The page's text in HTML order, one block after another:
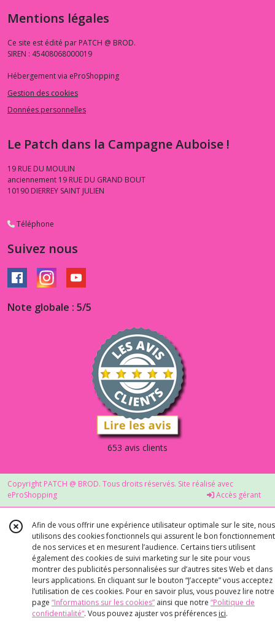
Mentions légales
Ce site est édité par PATCH @ BROD.
SIREN : 45408068000019
Hébergement via eProShopping
Gestion des cookies
Données personnelles
Le Patch dans la Campagne Auboise !
19 RUE DU MOULIN
anciennement 19 RUE DU GRAND BOUT
10190 DIERREY SAINT JULIEN
Téléphone
Suivez nous
Note globale : 5/5
653 avis clients
Copyright PATCH @ BROD. Tous droits réservés. Site réalisé avec
eProShopping
Accès gérant
Afin de vous offrir une expérience utilisateur optimale sur le site, nous
utilisons des cookies fonctionnels qui assurent le bon fonctionnement
de nos services et en mesurent l’audience. Certains tiers utilisent
également des cookies de suivi marketing sur le site pour vous
montrer des publicités personnalisées sur d’autres sites Web et dans
leurs applications. En cliquant sur le bouton “J’accepte” vous acceptez
l’utilisation de ces cookies. Pour en savoir plus, vous pouvez lire notre
page “Informations sur les cookies” ainsi que notre “Politique de
confidentialité“. Vous pouvez ajuster vos préférences ici.